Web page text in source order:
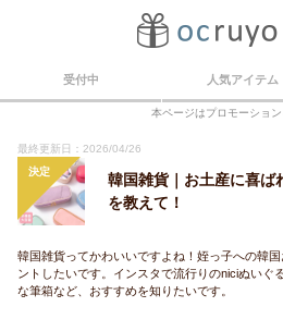
受付中 人気アイテム
本ページはプロモーショ
最終更新日：2026/04/26
決定
韓国雑貨｜お土産に喜ば
を教えて！
韓国雑貨ってかわいいですよね！姪っ子への韓
ントしたいです。インスタで流行りのniciぬいぐ
な筆箱など、おすすめを知りたいです。